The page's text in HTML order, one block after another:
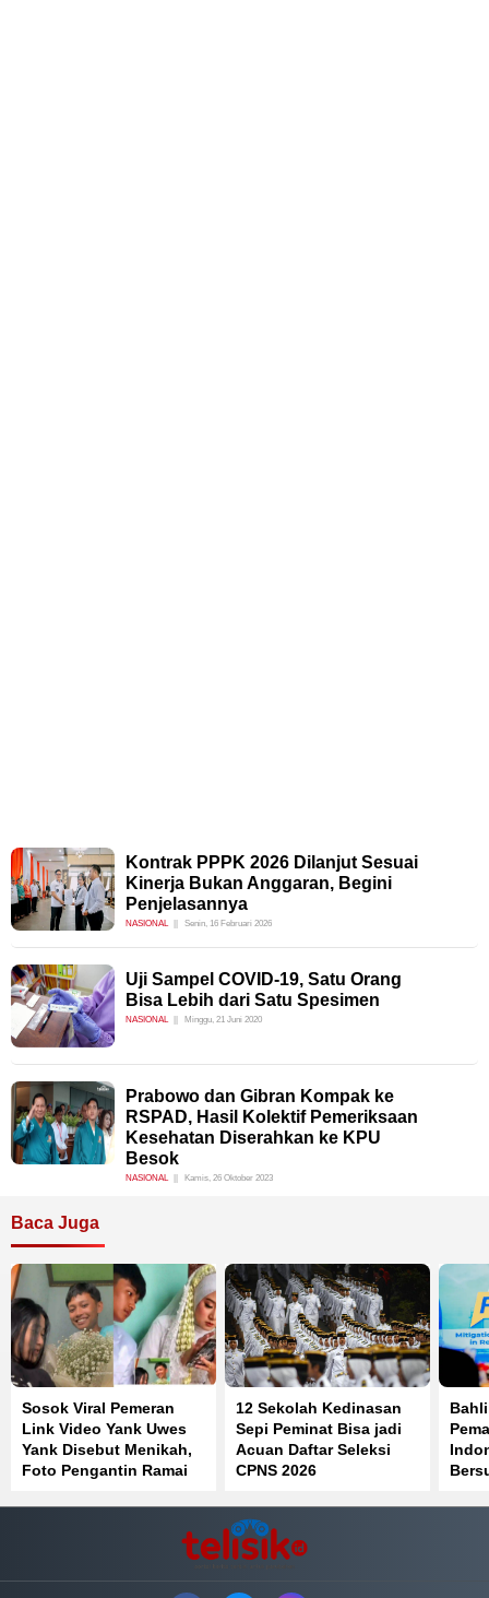
Kontrak PPPK 2026 Dilanjut Sesuai
Kinerja Bukan Anggaran, Begini
Penjelasannya
NASIONAL Senin, 16 Februari 2026
Uji Sampel COVID-19, Satu Orang
Bisa Lebih dari Satu Spesimen
NASIONAL Minggu, 21 Juni 2020
Prabowo dan Gibran Kompak ke
RSPAD, Hasil Kolektif Pemeriksaan
Kesehatan Diserahkan ke KPU
Besok
NASIONAL Kamis, 26 Oktober 2023
Baca Juga
Sosok Viral Pemeran
Link Video Yank Uwes
Yank Disebut Menikah,
Foto Pengantin Ramai
12 Sekolah Kedinasan
Sepi Peminat Bisa jadi
Acuan Daftar Seleksi
CPNS 2026